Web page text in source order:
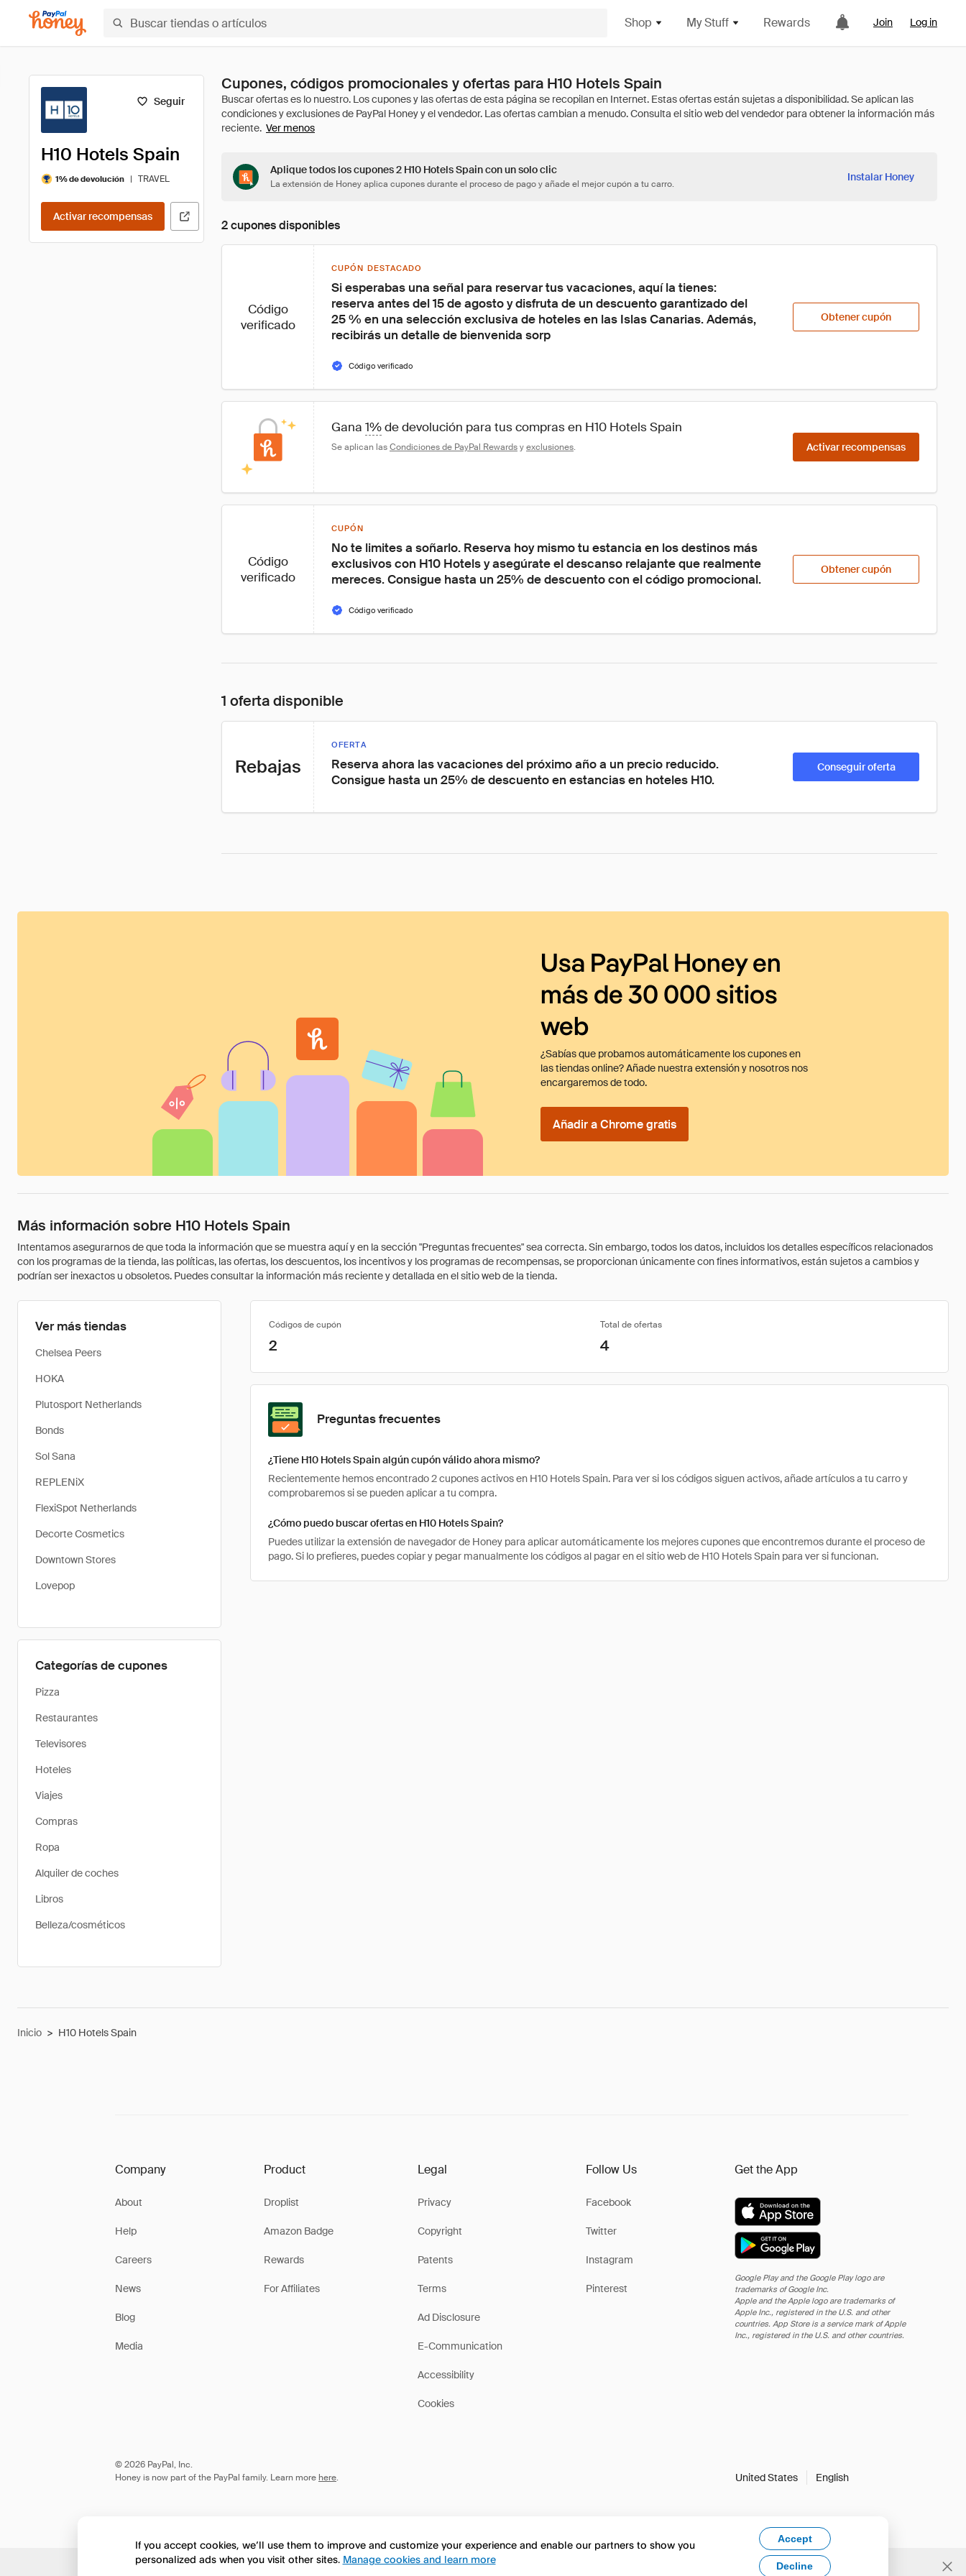
Shop My Stuff Rewards Join Log in
Seguir
H10 Hotels Spain
1% de devolución | TRAVEL
Activar recompensas
Cupones, códigos promocionales y ofertas para H10 Hotels Spain
Ver menos
Aplique todos los cupones 2 H10 Hotels Spain con un solo clic
La extensión de Honey aplica cupones durante el proceso de pago y añade el mejor cupón a tu carro.
Instalar Honey
2 cupones disponibles
Código
verificado
CUPÓN DESTACADO
Si esperabas una señal para reservar tus vacaciones, aquí la tienes:
reserva antes del 15 de agosto y disfruta de un descuento garantizado del
25 % en una selección exclusiva de hoteles en las Islas Canarias. Además,
recibirás un detalle de bienvenida sorp
Código verificado
Obtener cupón
Gana 1% de devolución para tus compras en H10 Hotels Spain
Se aplican las Condiciones de PayPal Rewards y exclusiones. Activar recompensas
Código
verificado
CUPÓN
No te limites a soñarlo. Reserva hoy mismo tu estancia en los destinos más
exclusivos con H10 Hotels y asegúrate el descanso relajante que realmente
mereces. Consigue hasta un 25% de descuento con el código promocional.
Código verificado
Obtener cupón
1 oferta disponible
Rebajas
OFERTA
Reserva ahora las vacaciones del próximo año a un precio reducido.
Consigue hasta un 25% de descuento en estancias en hoteles H10.
Conseguir oferta
Usa PayPal Honey en
más de 30 000 sitios
web
¿Sabías que probamos automáticamente los cupones en
las tiendas online? Añade nuestra extensión y nosotros nos
encargaremos de todo.
Añadir a Chrome gratis
Más información sobre H10 Hotels Spain
Intentamos asegurarnos de que toda la información que se muestra aquí y en la sección "Preguntas frecuentes" sea correcta. Sin embargo, todos los datos, incluidos los detalles específicos relacionados
con los programas de la tienda, las políticas, las ofertas, los descuentos, los incentivos y los programas de recompensas, se proporcionan únicamente con fines informativos, están sujetos a cambios y
podrían ser inexactos u obsoletos. Puedes consultar la información más reciente y detallada en el sitio web de la tienda.
Ver más tiendas
Chelsea Peers
HOKA
Plutosport Netherlands
Bonds
Sol Sana
REPLENiX
FlexiSpot Netherlands
Decorte Cosmetics
Downtown Stores
Lovepop
Categorías de cupones
Pizza
Restaurantes
Televisores
Hoteles
Viajes
Compras
Ropa
Alquiler de coches
Libros
Belleza/cosméticos
Códigos de cupón Total de ofertas
2 4
Preguntas frecuentes
¿Tiene H10 Hotels Spain algún cupón válido ahora mismo?
Recientemente hemos encontrado 2 cupones activos en H10 Hotels Spain. Para ver si los códigos siguen activos, añade artículos a tu carro y
comprobaremos si se pueden aplicar a tu compra.
¿Cómo puedo buscar ofertas en H10 Hotels Spain?
Puedes utilizar la extensión de navegador de Honey para aplicar automáticamente los mejores cupones que encontremos durante el proceso de
pago. Si lo prefieres, puedes copiar y pegar manualmente los códigos al pagar en el sitio web de H10 Hotels Spain para ver si funcionan.
Inicio > H10 Hotels Spain
Company
About
Help
Careers
News
Blog
Media
Product
Droplist
Amazon Badge
Rewards
For Affiliates
Legal
Privacy
Copyright
Patents
Terms
Ad Disclosure
E-Communication
Accessibility
Cookies
Follow Us
Facebook
Twitter
Instagram
Pinterest
Get the App
Google Play and the Google Play logo are
trademarks of Google Inc.
Apple and the Apple logo are trademarks of
Apple Inc., registered in the U.S. and other
countries. App Store is a service mark of Apple
Inc., registered in the U.S. and other countries.
© 2026 PayPal, Inc.
Honey is now part of the PayPal family. Learn more here. United States English
If you accept cookies, we’ll use them to improve and customize your experience and enable our partners to show you
personalized ads when you visit other sites. Manage cookies and learn more
Accept
Decline